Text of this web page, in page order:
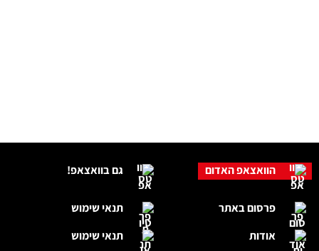
גם בוואצאפ!
תנאי שימוש
תנאי שימוש
הוואצאפ האדום
פרסום באתר
אודות